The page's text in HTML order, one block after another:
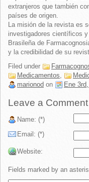
extranjeros que también
países de origen.
La misión de la revista es
investigadores científicos
Brasileña de
y la credibilidad de su
Filed under
Medicamentos,
marionod on Ene
Leave a Comment
Name: (*)
Email: (*)
Website:
Fields marked by an